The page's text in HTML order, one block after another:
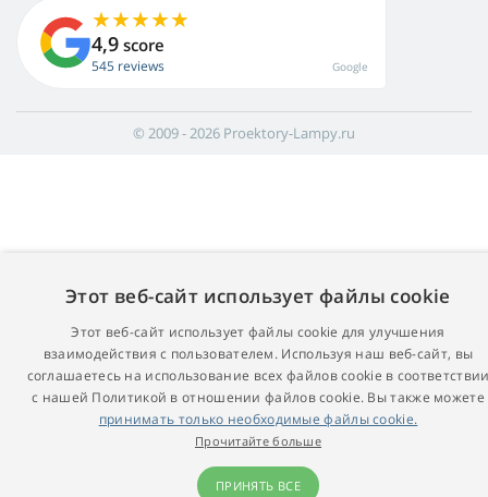
4,9 score
545 reviews Google
© 2009 - 2026 Proektory-Lampy.ru
Этот веб-сайт использует файлы cookie
Этот веб-сайт использует файлы cookie для улучшения
взаимодействия с пользователем. Используя наш веб-сайт, вы
соглашаетесь на использование всех файлов cookie в
с нашей Политикой в ​​отношении файлов cookie. Вы также можете
принимать только необходимые файлы cookie.
Прочитайте больше
ПРИНЯТЬ ВСЕ